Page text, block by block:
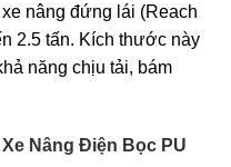
nâng đứng lái (Reach
2.5 tấn. Kích thước này
năng chịu tải, bám
Nâng Điện Bọc PU